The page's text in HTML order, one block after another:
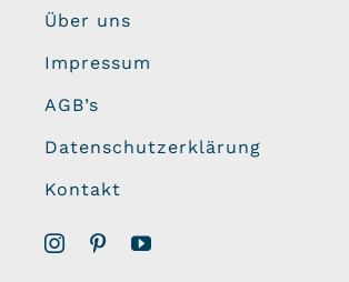
Über uns
Impressum
AGB’s
Datenschutzerklärung
Kontakt